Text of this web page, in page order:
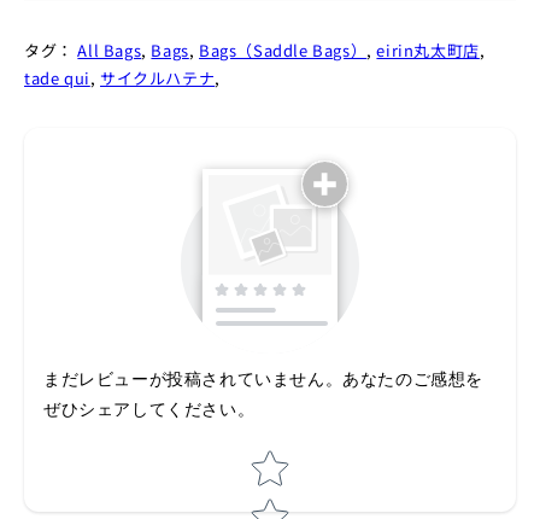
タグ：All Bags, Bags, Bags（Saddle Bags） ,eirin丸太町店,
tade qui, サイクルハテナ,
まだレビューが投稿されていません。あなたのご感想を
ぜひシェアしてください。
Star rating